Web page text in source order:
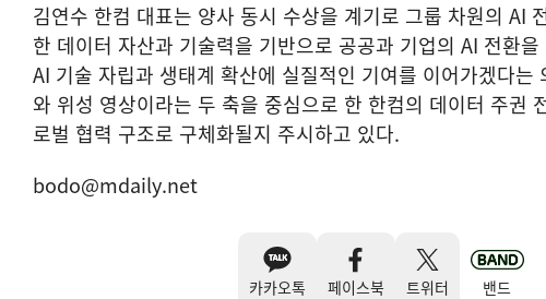
김연수 한컴 대표는 양사 동시 수상을 계기로 그룹 차원의 AI
한 데이터 자산과 기술력을 기반으로 공공과 기업의 AI 전환
AI 기술 자립과 생태계 확산에 실질적인 기여를 이어가겠다는
와 위성 영상이라는 두 축을 중심으로 한 한컴의 데이터 주권
로벌 협력 구조로 구체화될지 주시하고 있다.
bodo@mdaily.net
카카오톡 페이스북 트위터 밴드